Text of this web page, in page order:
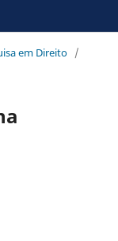
em Direito /